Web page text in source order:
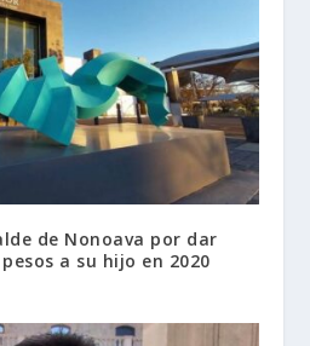
de Nonoava por dar
a su hijo en 2020